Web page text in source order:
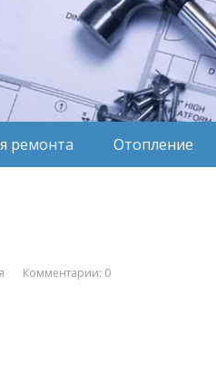
ремонта Отопление
Комментарии: 0